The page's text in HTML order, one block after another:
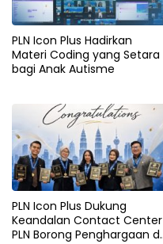
PLN Icon Plus Hadirkan
Materi Coding yang Setara
bagi Anak Autisme
PLN Icon Plus Dukung
Keandalan Contact Center
PLN Borong Penghargaan di